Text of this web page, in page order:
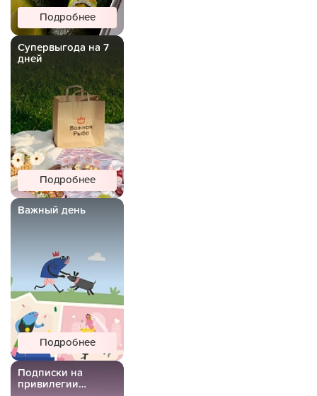
Подробнее
Супервыгода на 7
дней
Подробнее
Важный день
Подробнее
Подписки на
привилегии